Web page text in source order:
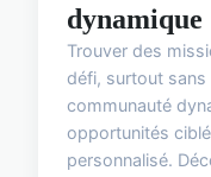
dynamique
Trouver des
défi, surtout sans
communauté
opportunités
personnalisé.